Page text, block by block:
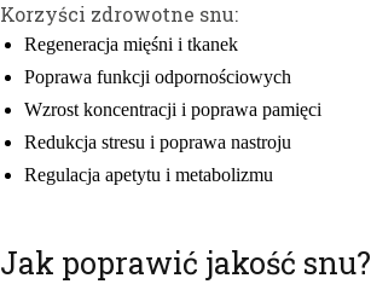
Korzyści zdrowotne snu:
Regeneracja mięśni i tkanek
Poprawa funkcji odpornościowych
Wzrost koncentracji i poprawa pamięci
Redukcja stresu i poprawa nastroju
Regulacja apetytu i metabolizmu
Jak poprawić jakość snu?